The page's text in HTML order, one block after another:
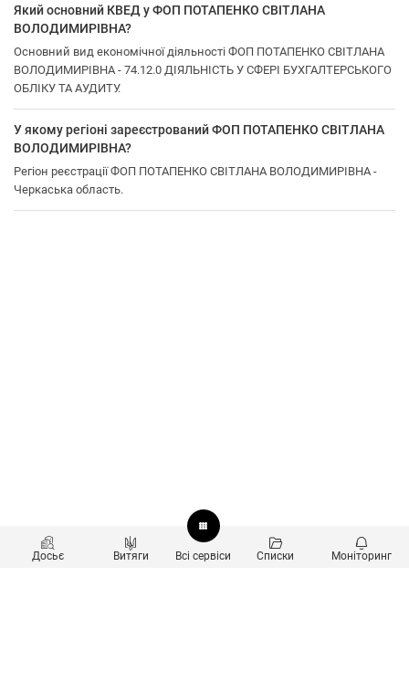
Який основний КВЕД у ФОП ПОТАПЕНКО СВІТЛАНА
ВОЛОДИМИРІВНА?
Основний вид економічної діяльності ФОП ПОТАПЕНКО СВІТЛАНА
ВОЛОДИМИРІВНА - 74.12.0 ДІЯЛЬНІСТЬ У СФЕРІ БУХГАЛТЕРСЬКОГО
ОБЛІКУ ТА АУДИТУ.
У якому регіоні зареєстрований ФОП ПОТАПЕНКО СВІТЛАНА
ВОЛОДИМИРІВНА?
Регіон реєстрації ФОП ПОТАПЕНКО СВІТЛАНА ВОЛОДИМИРІВНА -
Черкаська область.
Досьє Витяги Всі сервіси Списки Моніторинг